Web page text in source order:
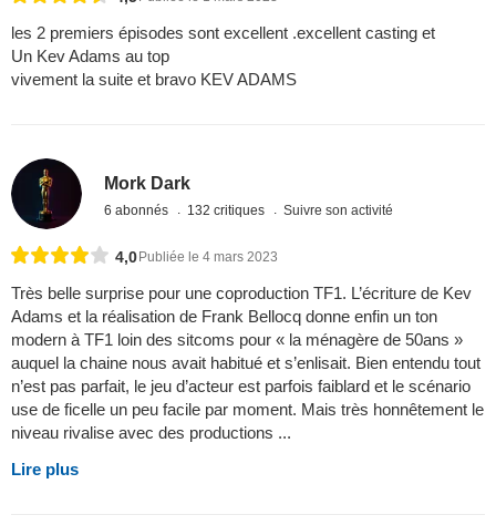
les 2 premiers épisodes sont excellent .excellent casting et
Un Kev Adams au top
vivement la suite et bravo KEV ADAMS
Mork Dark
6 abonnés 132 critiques Suivre son activité
4,0Publiée le 4 mars 2023
Très belle surprise pour une coproduction TF1. L’écriture de Kev
Adams et la réalisation de Frank Bellocq donne enfin un ton
modern à TF1 loin des sitcoms pour « la ménagère de 50ans »
auquel la chaine nous avait habitué et s’enlisait. Bien entendu tout
n’est pas parfait, le jeu d’acteur est parfois faiblard et le scénario
use de ficelle un peu facile par moment. Mais très honnêtement le
niveau rivalise avec des productions ...
Lire plus